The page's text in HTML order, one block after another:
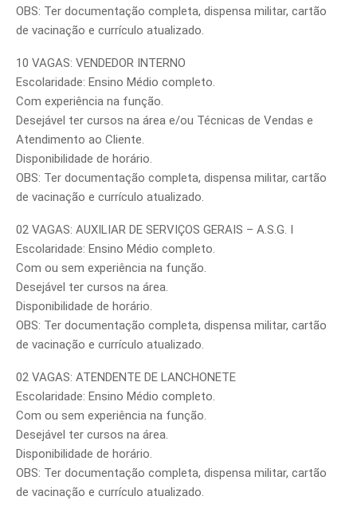
OBS: Ter documentação completa, dispensa militar, cartão
de vacinação e currículo atualizado.
10 VAGAS: VENDEDOR INTERNO
Escolaridade: Ensino Médio completo.
Com experiência na função.
Desejável ter cursos na área e/ou Técnicas de Vendas e
Atendimento ao Cliente.
Disponibilidade de horário.
OBS: Ter documentação completa, dispensa militar, cartão
de vacinação e currículo atualizado.
02 VAGAS: AUXILIAR DE SERVIÇOS GERAIS – A.S.G. I
Escolaridade: Ensino Médio completo.
Com ou sem experiência na função.
Desejável ter cursos na área.
Disponibilidade de horário.
OBS: Ter documentação completa, dispensa militar, cartão
de vacinação e currículo atualizado.
02 VAGAS: ATENDENTE DE LANCHONETE
Escolaridade: Ensino Médio completo.
Com ou sem experiência na função.
Desejável ter cursos na área.
Disponibilidade de horário.
OBS: Ter documentação completa, dispensa militar, cartão
de vacinação e currículo atualizado.